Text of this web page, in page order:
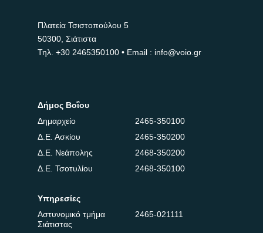
Πλατεία Τσιστοπούλου 5
50300, Σιάτιστα
Τηλ. +30 2465350100 • Email : info@voio.gr
Δήμος Βοΐου
Δημαρχείο
2465-350100
Δ.Ε. Ασκίου
2465-350200
Δ.Ε. Νεάπολης
2468-350200
Δ.Ε. Τσοτυλίου
2468-350100
Υπηρεσίες
Αστυνομικό τμήμα
Σιάτιστας
2465-021111